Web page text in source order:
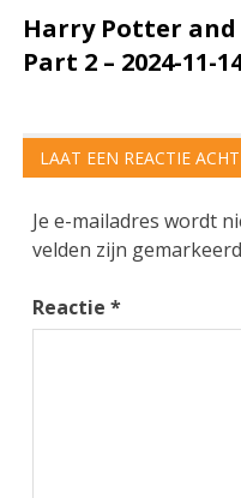
Harry Potter
Part 2 – 2024-11-
LAAT EEN REACTIE
Je e-mailadres wordt
velden zijn
Reactie*